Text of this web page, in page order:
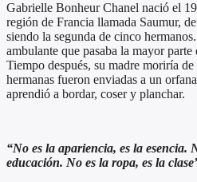
Gabrielle Bonheur Chanel nació el
región de Francia llamada Saumur,
siendo la segunda de cinco
ambulante que pasaba la mayor
Tiempo después, su madre moriría
hermanas fueron enviadas a un
aprendió a bordar, coser y planchar.
“No es la apariencia, es la esencia.
educación. No es la ropa, es la